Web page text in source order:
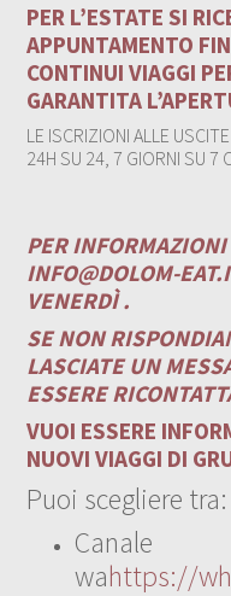
PER L’ESTATE SI
APPUNTAMENTO
CONTINUI VIAGGI
GARANTITA
LE ISCRIZIONI ALLE
24H SU 24, 7 GIORNI SU 7
PER
INFO@DOLOM-
VENERDÌ .
SE NON
LASCIATE UN
ESSERE
VUOI ESSERE
NUOVI VIAGGI DI
Puoi scegliere tra:
Canale
wahttps://